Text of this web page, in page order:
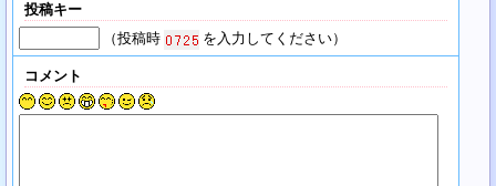
投稿キー
（投稿時
を入力してください）
コメント